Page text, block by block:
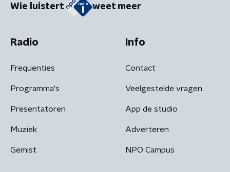
Wie luistert weet meer
Radio
Frequenties
Programma's
Presentatoren
Muziek
Gemist
Info
Contact
Veelgestelde vragen
App de studio
Adverteren
NPO Campus